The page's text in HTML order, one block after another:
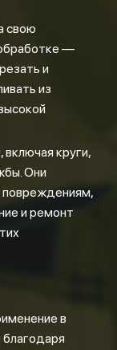
свою
—
и
из
включая круги,
Они
повреждениям,
и ремонт
в